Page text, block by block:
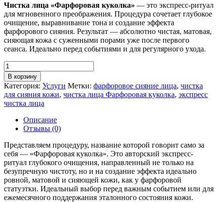
Чистка лица «Фарфоровая куколка» — это экспресс-ритуал
для мгновенного преображения. Процедура сочетает глубокое
очищение, выравнивание тона и создание эффекта
фарфорового сияния. Результат — абсолютно чистая, матовая,
сияющая кожа с суженными порами уже после первого
сеанса. Идеально перед событиями и для регулярного ухода.
Количество
товара
Чистка
лица
«Фарфоровая
куколка»
эталонная
чистота
и
сияние
безупречной
кожи
В корзину
Категория: Услуги Метки: фарфоровое сияние лица, чистка
для сияния кожи, чистка лица Фарфоровая куколка, экспресс
чистка лица
Описание
Отзывы (0)
Представляем процедуру, название которой говорит само за
себя — «Фарфоровая куколка». Это авторский экспресс-
ритуал глубокого очищения, направленный не только на
безупречную чистоту, но и на создание эффекта идеально
ровной, матовой и сияющей кожи, как у фарфоровой
статуэтки. Идеальный выбор перед важным событием или для
ежемесячного поддержания эталонного состояния кожи.